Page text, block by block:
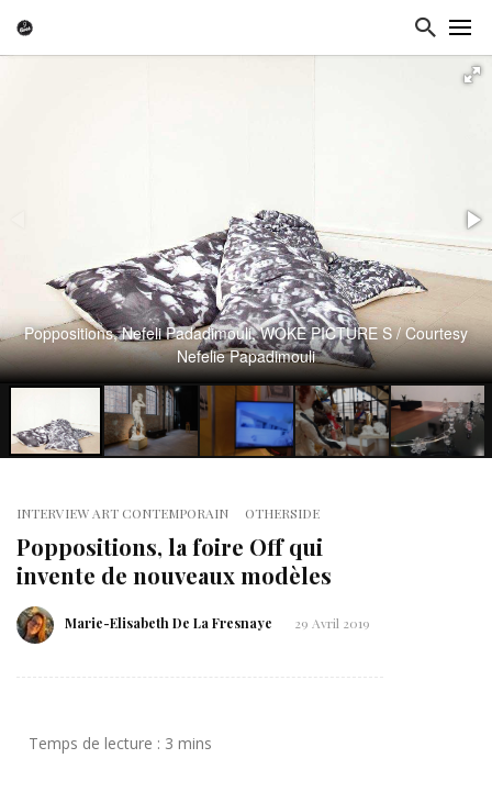
Poppositions, Nefeli Padadimouli, WOKE PICTURE S / Courtesy
Nefelie Papadimouli
INTERVIEW ART CONTEMPORAIN OTHERSIDE
Poppositions, la foire Off qui
invente de nouveaux modèles
Marie-Elisabeth De La Fresnaye 29 Avril 2019